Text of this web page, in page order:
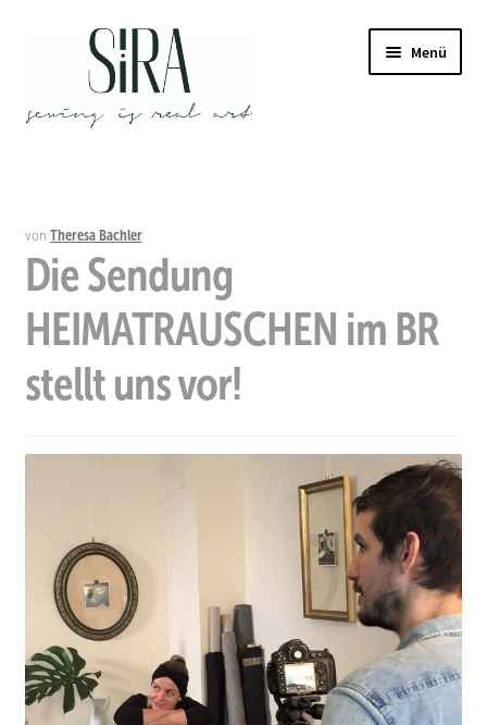
Navigation
Menü
von Theresa Bachler
Die Sendung
HEIMATRAUSCHEN im BR
stellt uns vor!